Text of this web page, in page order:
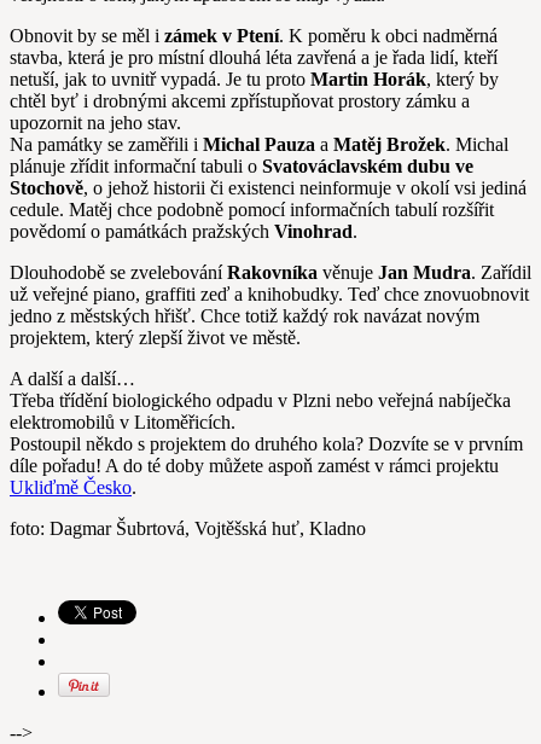
Obnovit by se měl i zámek v Ptení. K poměru k obci nadměrná
stavba, která je pro místní dlouhá léta zavřená a je řada lidí, kteří
netuší, jak to uvnitř vypadá. Je tu proto Martin Horák, který by
chtěl byť i drobnými akcemi zpřístupňovat prostory zámku a
upozornit na jeho stav.
Na památky se zaměřili i Michal Pauza a Matěj Brožek. Michal
plánuje zřídit informační tabuli o Svatováclavském dubu ve
Stochově, o jehož historii či existenci neinformuje v okolí vsi jediná
cedule. Matěj chce podobně pomocí informačních tabulí rozšířit
povědomí o památkách pražských Vinohrad.
Dlouhodobě se zvelebováníRakovníka věnuje Jan Mudra. Zařídil
už veřejné piano, graffiti zeď a knihobudky. Teď chce znovuobnovit
jedno z městských hřišť. Chce totiž každý rok navázat novým
projektem, který zlepší život ve městě.
A další a další…
Třeba třídění biologického odpadu v Plzni nebo veřejná nabíječka
elektromobilů v Litoměřicích.
Postoupil někdo s projektem do druhého kola? Dozvíte se v prvním
díle pořadu! A do té doby můžete aspoň zamést v rámci projektu
Ukliďmě Česko.
foto: Dagmar Šubrtová, Vojtěšská huť, Kladno
-->